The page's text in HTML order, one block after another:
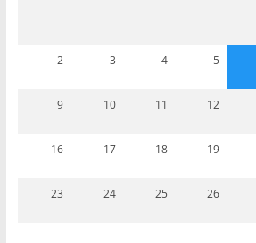
2 3 4 5
9 10 11 12
16 17 18 19
23 24 25 26